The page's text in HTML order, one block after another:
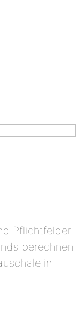
Pflichtfelder.
berechnen
in